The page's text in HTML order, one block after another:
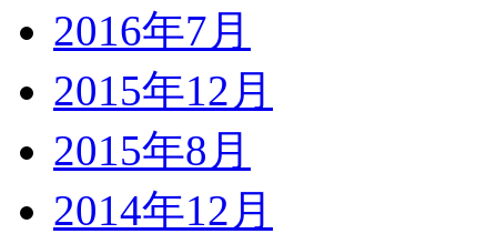
2016年7月
2015年12月
2015年8月
2014年12月